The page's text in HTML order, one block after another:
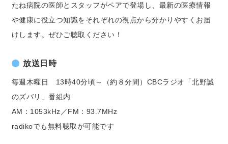
たね病院の医師とスタッフがペアで登場し、最新の医療情報
や健康に役立つ知識をそれぞれの視点から分かりやすくお届
けします。ぜひご聴取ください！
放送日時
毎週木曜日 13時40分頃～（約８分間）CBCラジオ「北野誠
のズバリ」番組内
AM：1053kHz／FM：93.7MHz
radikoでも無料聴取が可能です